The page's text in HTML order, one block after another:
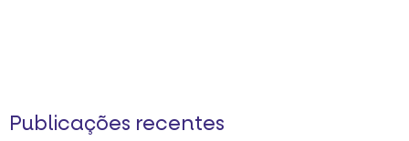
Publicações recentes